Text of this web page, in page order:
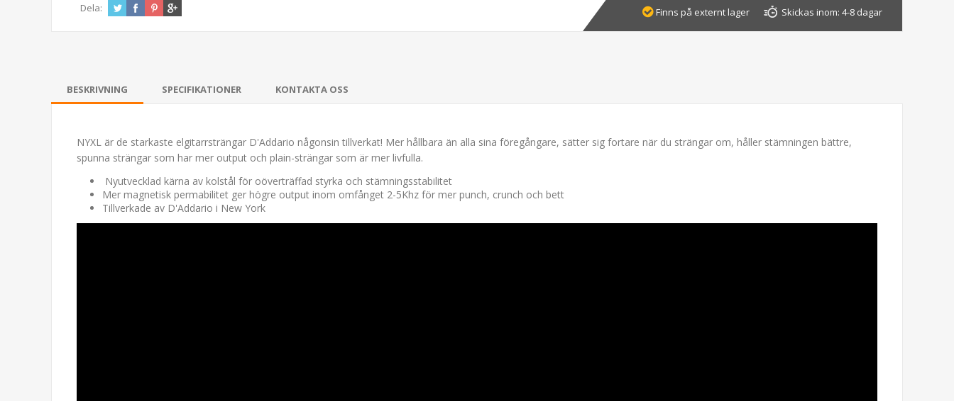
Dela: Finns på externt lager Skickas inom: 4-8 dagar
BESKRIVNING SPECIFIKATIONER KONTAKTA OSS
NYXL är de starkaste elgitarrsträngar D'Addario någonsin tillverkat! Mer hållbara än alla sina föregångare, sätter sig fortare när du strängar om, håller stämningen bättre,
spunna strängar som har mer output och plain-strängar som är mer livfulla.
Nyutvecklad kärna av kolstål för oöverträffad styrka och stämningsstabilitet
Mer magnetisk permabilitet ger högre output inom omfånget 2-5Khz för mer punch, crunch och bett
Tillverkade av D'Addario i New York